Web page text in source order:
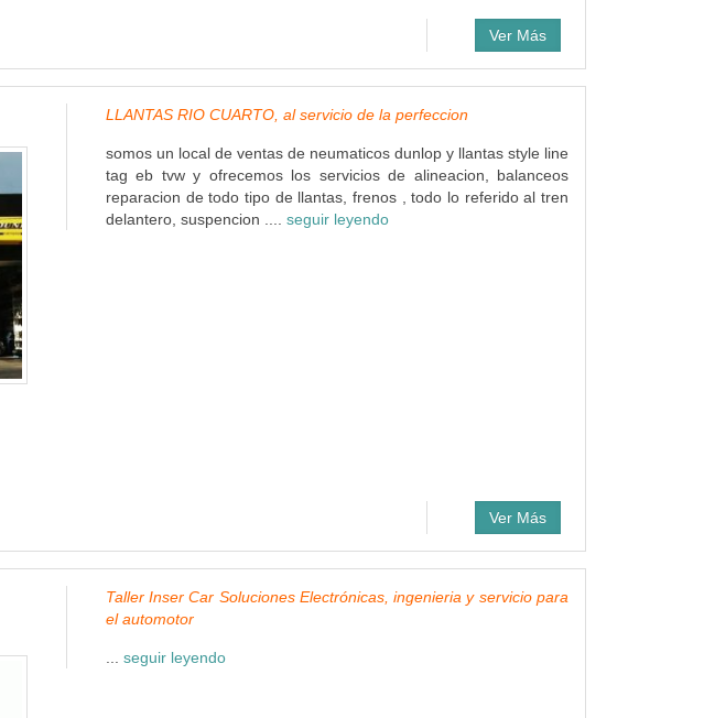
Ver Más
LLANTAS RIO CUARTO, al servicio de la perfeccion
somos un local de ventas de neumaticos dunlop y llantas style line
tag eb tvw y ofrecemos los servicios de alineacion, balanceos
reparacion de todo tipo de llantas, frenos , todo lo referido al tren
delantero, suspencion .... seguir leyendo
Ver Más
Taller Inser Car Soluciones Electrónicas, ingenieria y servicio para
el automotor
seguir leyendo